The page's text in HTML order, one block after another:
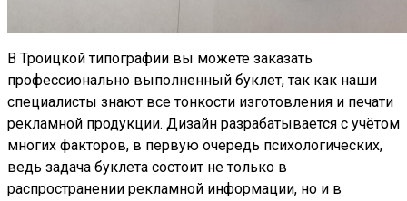
В Троицкой типографии вы можете заказать
профессионально выполненный буклет, так как наши
специалисты знают все тонкости изготовления и печати
рекламной продукции. Дизайн разрабатывается с учётом
многих факторов, в первую очередь психологических,
ведь задача буклета состоит не только в
распространении рекламной информации, но и в